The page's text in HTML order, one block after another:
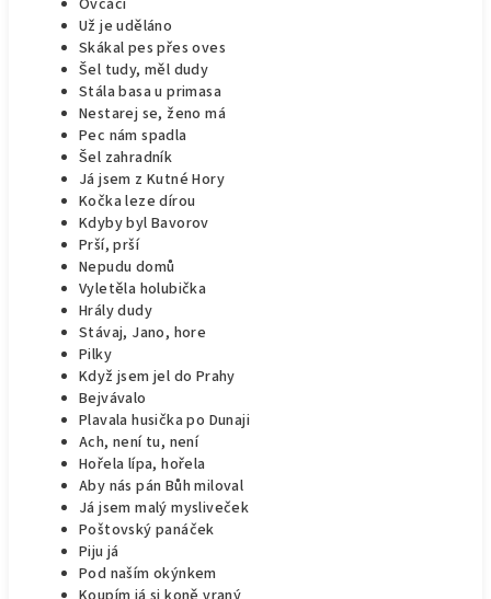
Ovčáci
Už je uděláno
Skákal pes přes oves
Šel tudy, měl dudy
Stála basa u primasa
Nestarej se, ženo má
Pec nám spadla
Šel zahradník
Já jsem z Kutné Hory
Kočka leze dírou
Kdyby byl Bavorov
Prší, prší
Nepudu domů
Vyletěla holubička
Hrály dudy
Stávaj, Jano, hore
Pilky
Když jsem jel do Prahy
Bejvávalo
Plavala husička po Dunaji
Ach, není tu, není
Hořela lípa, hořela
Aby nás pán Bůh miloval
Já jsem malý mysliveček
Poštovský panáček
Piju já
Pod naším okýnkem